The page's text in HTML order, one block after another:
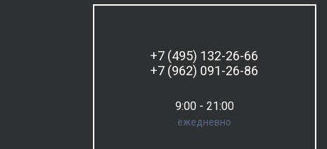
+7 (495) 132-26-66
+7 (962) 091-26-86
9:00 - 21:00
ежедневно